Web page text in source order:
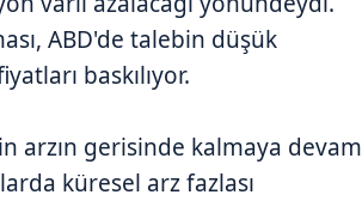
ABD'de talebin düşük
baskılıyor.
arzın gerisinde kalmaya devam
küresel arz fazlası